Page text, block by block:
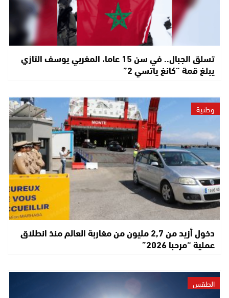
تسلق الجبال.. في سن 15 عاما، المغربي يوسف التازي
يبلغ قمة “كانغ ياتسي 2”
وطنية
دخول أزيد من 2,7 مليون من مغاربة العالم منذ انطلاق
عملية “مرحبا 2026”
الطقس